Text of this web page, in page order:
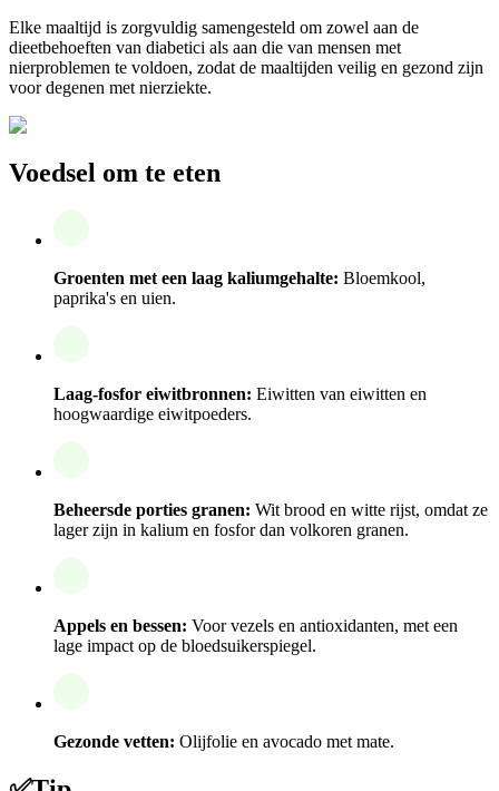
Elke maaltijd is zorgvuldig samengesteld om zowel aan de
dieetbehoeften van diabetici als aan die van mensen met
nierproblemen te voldoen, zodat de maaltijden veilig en gezond zijn
voor degenen met nierziekte.
Voedsel om te eten
Groenten met een laag kaliumgehalte: Bloemkool,
paprika's en uien.
Laag-fosfor eiwitbronnen: Eiwitten van eiwitten en
hoogwaardige eiwitpoeders.
Beheersde porties granen: Wit brood en witte rijst, omdat ze
lager zijn in kalium en fosfor dan volkoren granen.
Appels en bessen: Voor vezels en antioxidanten, met een
lage impact op de bloedsuikerspiegel.
Gezonde vetten: Olijfolie en avocado met mate.